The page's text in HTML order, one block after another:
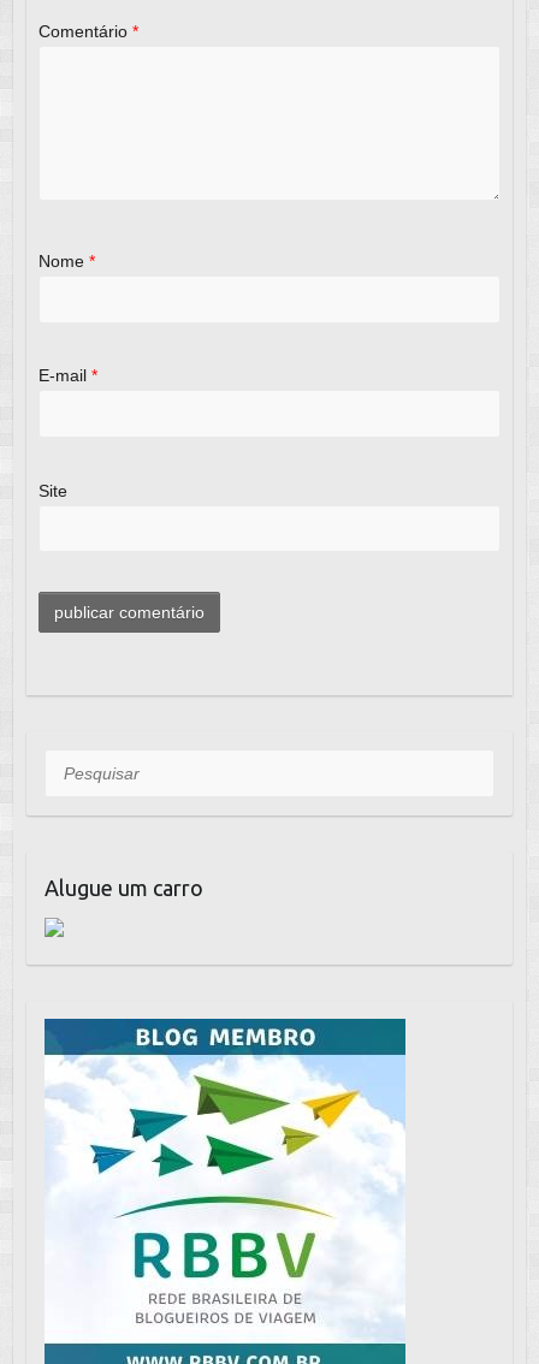
Comentário *
Nome *
E-mail *
Site
Pesquisar
Alugue um carro